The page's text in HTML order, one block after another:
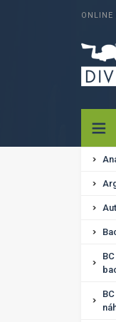
ONLINE